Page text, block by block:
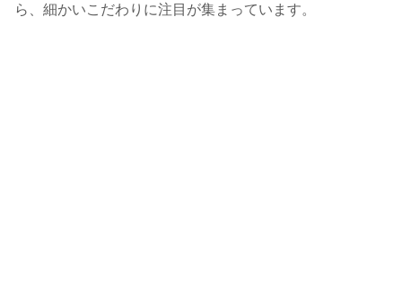
ら、細かいこだわりに注目が集まっています。